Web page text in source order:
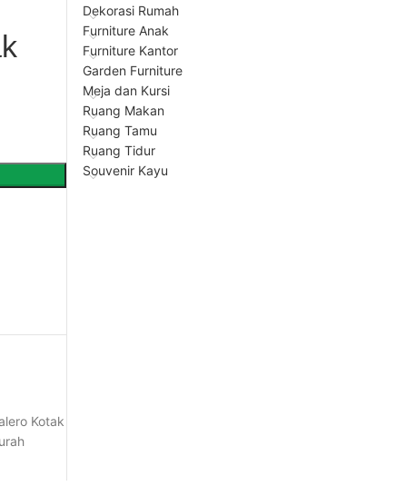
Kotak
Dekorasi Rumah
Furniture Anak
Furniture Kantor
Garden Furniture
Meja dan Kursi
Ruang Makan
Ruang Tamu
Ruang Tidur
Souvenir Kayu